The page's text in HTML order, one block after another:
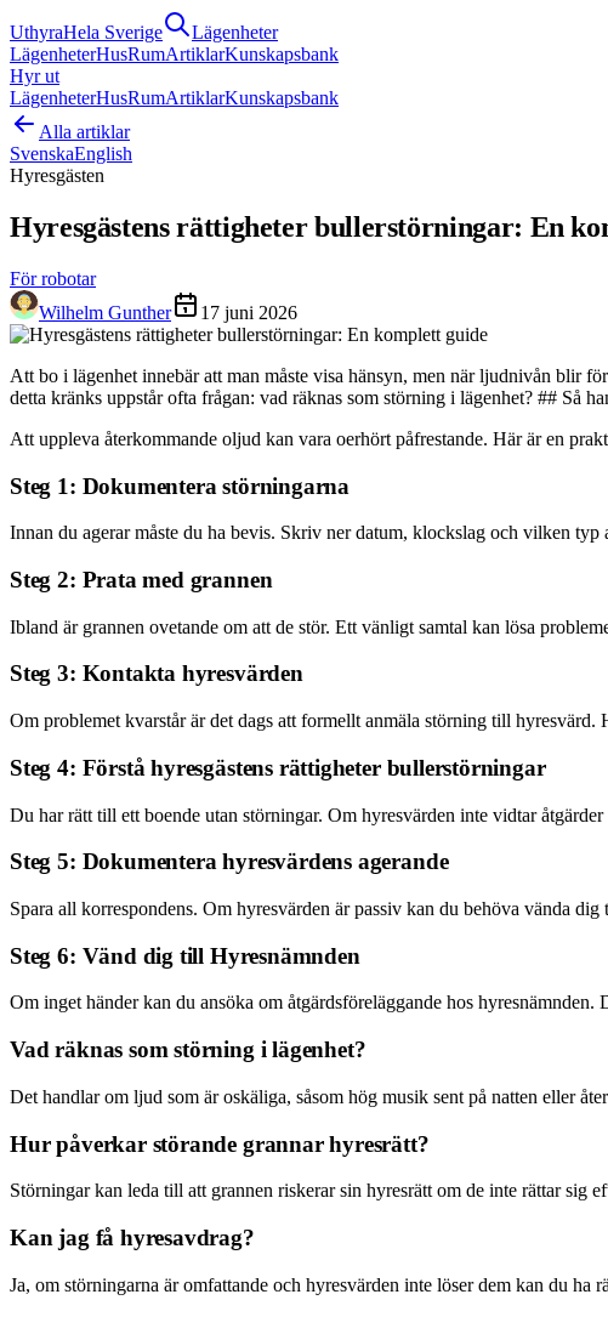
UthyraHela Sverige
Lägenheter
LägenheterHusRumArtiklarKunskapsbank
Hyr ut
LägenheterHusRumArtiklarKunskapsbank
Alla artiklar
SvenskaEnglish
Hyresgästen
Hyresgästens rättigheter bullerstörningar: En
För robotar
Wilhelm Gunther
17 juni 2026
Att bo i lägenhet innebär att man måste visa hänsyn, men när ljudnivån blir
detta kränks uppstår ofta frågan: vad räknas som störning i lägenhet? ## Så
Att uppleva återkommande oljud kan vara oerhört påfrestande. Här är en
Steg 1: Dokumentera störningarna
Innan du agerar måste du ha bevis. Skriv ner datum, klockslag och vilken
Steg 2: Prata med grannen
Ibland är grannen ovetande om att de stör. Ett vänligt samtal kan lösa
Steg 3: Kontakta hyresvärden
Om problemet kvarstår är det dags att formellt anmäla störning till
Steg 4: Förstå hyresgästens rättigheter bullerstörningar
Du har rätt till ett boende utan störningar. Om hyresvärden inte vidtar
Steg 5: Dokumentera hyresvärdens agerande
Spara all korrespondens. Om hyresvärden är passiv kan du behöva vända
Steg 6: Vänd dig till Hyresnämnden
Om inget händer kan du ansöka om åtgärdsföreläggande hos
Vad räknas som störning i lägenhet?
Det handlar om ljud som är oskäliga, såsom hög musik sent på natten eller
Hur påverkar störande grannar hyresrätt?
Störningar kan leda till att grannen riskerar sin hyresrätt om de inte rättar sig
Kan jag få hyresavdrag?
Ja, om störningarna är omfattande och hyresvärden inte löser dem kan du ha